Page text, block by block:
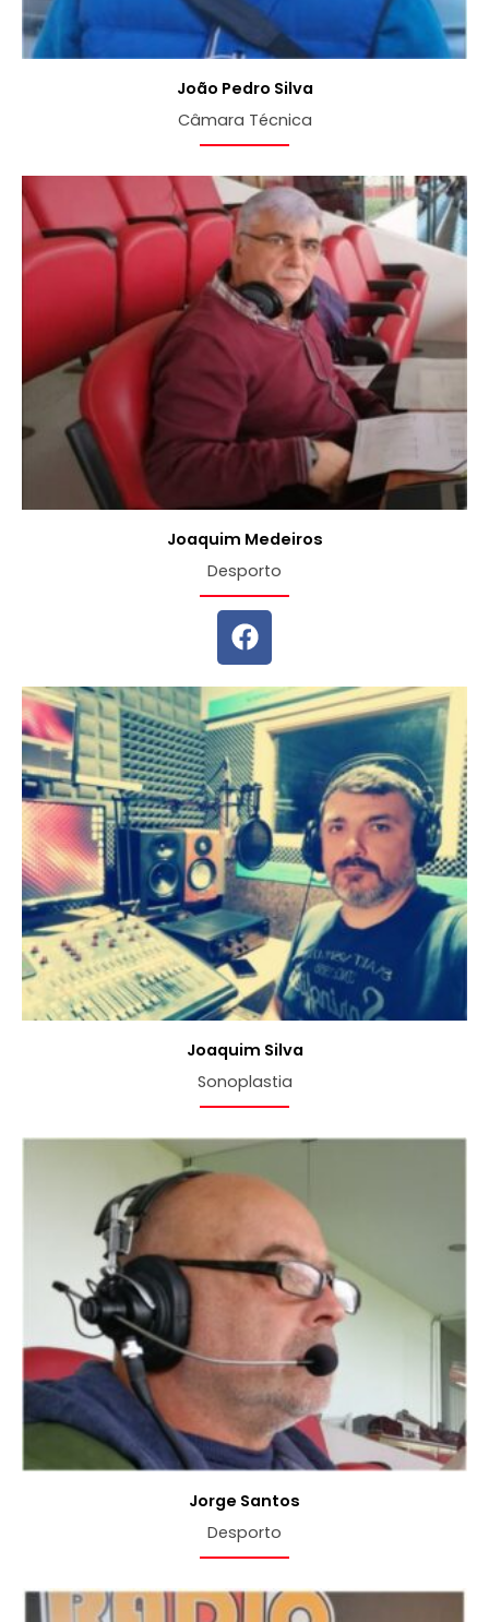
João Pedro Silva
Câmara Técnica
Joaquim Medeiros
Desporto
Joaquim Silva
Sonoplastia
Jorge Santos
Desporto